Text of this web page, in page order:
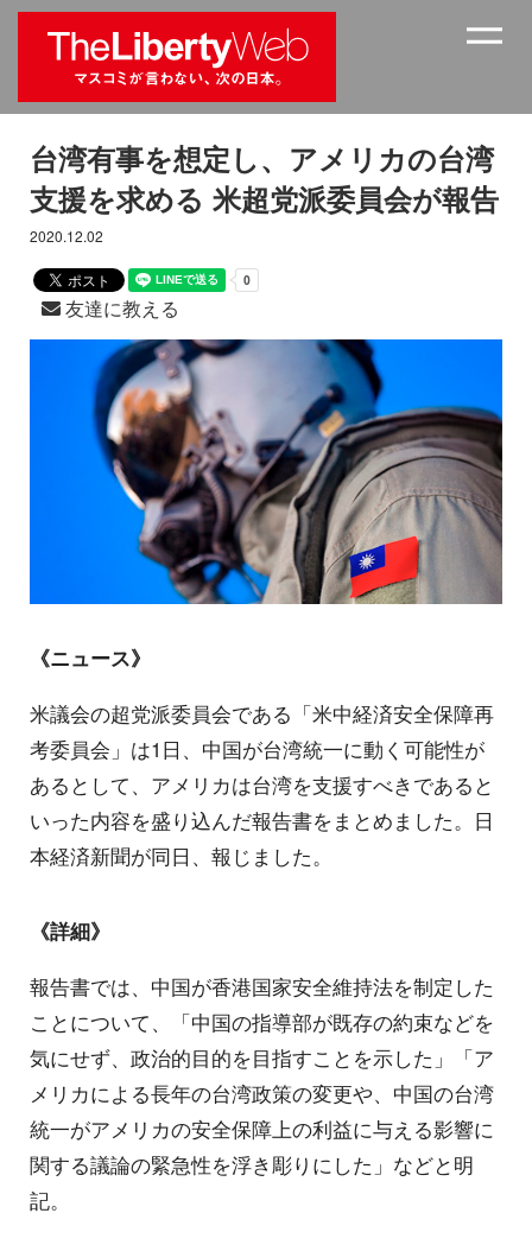
台湾有事を想定し、アメリカの台湾
支援を求める 米超党派委員会が報告
2020.12.02
友達に教える
《ニュース》
米議会の超党派委員会である「米中経済安全保障再
考委員会」は1日、中国が台湾統一に動く可能性が
あるとして、アメリカは台湾を支援すべきであると
いった内容を盛り込んだ報告書をまとめました。日
本経済新聞が同日、報じました。
《詳細》
報告書では、中国が香港国家安全維持法を制定した
ことについて、「中国の指導部が既存の約束などを
気にせず、政治的目的を目指すことを示した」「ア
メリカによる長年の台湾政策の変更や、中国の台湾
統一がアメリカの安全保障上の利益に与える影響に
関する議論の緊急性を浮き彫りにした」などと明
記。